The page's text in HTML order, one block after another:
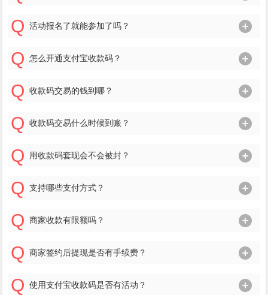
活动报名了就能参加了吗？
怎么开通支付宝收款码？
收款码交易的钱到哪？
收款码交易什么时候到账？
用收款码套现会不会被封？
支持哪些支付方式？
商家收款有限额吗？
商家签约后提现是否有手续费？
使用支付宝收款码是否有活动？